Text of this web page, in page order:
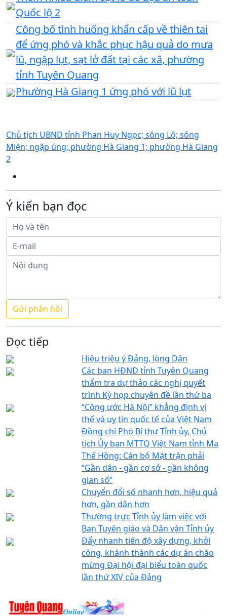
Quốc lộ 2
Công bố tình huống khẩn cấp về thiên tai
để ứng phó và khắc phục hậu quả do mưa
lũ, ngập lụt, sạt lở đất tại các xã, phường
tỉnh Tuyên Quang
Phường Hà Giang 1 ứng phó với lũ lụt
Chủ tịch UBND tỉnh Phan Huy Ngọc; sông Lô; sông
Miện; ngập úng; phường Hà Giang 1; phường Hà Giang
2
Ý kiến bạn đọc
Đọc tiếp
Hiệu triệu ý Đảng, lòng Dân
Các ban HĐND tỉnh Tuyên Quang
thẩm tra dự thảo các nghị quyết
trình Kỳ họp chuyên đề lần thứ ba
“Công ước Hà Nội” khẳng định vị
thế và uy tín quốc tế của Việt Nam
Đồng chí Phó Bí thư Tỉnh ủy, Chủ
tịch Ủy ban MTTQ Việt Nam tỉnh Ma
Thế Hồng: Cán bộ Mặt trận phải
“Gần dân - gần cơ sở - gần không
gian số”
Chuyển đổi số nhanh hơn, hiệu quả
hơn, gần dân hơn
Thường trực Tỉnh ủy làm việc với
Ban Tuyên giáo và Dân vận Tỉnh ủy
Đẩy nhanh tiến độ xây dựng, khởi
công, khánh thành các dự án chào
mừng Đại hội đại biểu toàn quốc
lần thứ XIV của Đảng